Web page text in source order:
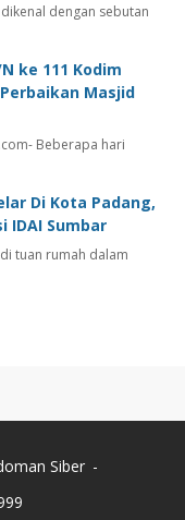
dengan sebutan
ke 111 Kodim
Masjid
Beberapa hari
Di Kota Padang,
IDAI Sumbar
tuan rumah dalam
Siber